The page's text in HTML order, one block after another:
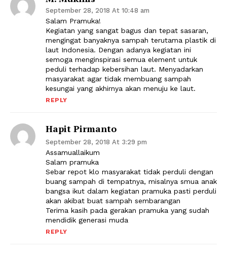
September 28, 2018 At 10:48 am
Salam Pramuka!
Kegiatan yang sangat bagus dan tepat sasaran,
mengingat banyaknya sampah terutama plastik di
laut Indonesia. Dengan adanya kegiatan ini
semoga menginspirasi semua element untuk
peduli terhadap kebersihan laut. Menyadarkan
masyarakat agar tidak membuang sampah
kesungai yang akhirnya akan menuju ke laut.
REPLY
Hapit Pirmanto
September 28, 2018 At 3:29 pm
Assamuallaikum
Salam pramuka
Sebar repot klo masyarakat tidak perduli dengan
buang sampah di tempatnya, misalnya smua anak
bangsa ikut dalam kegiatan pramuka pasti perduli
akan akibat buat sampah sembarangan
Terima kasih pada gerakan pramuka yang sudah
mendidik generasi muda
REPLY